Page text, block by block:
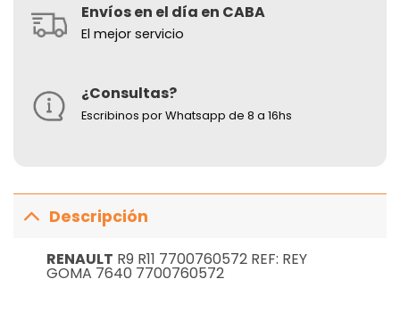
Envíos en el día en CABA
El mejor servicio
¿Consultas?
Escribinos por Whatsapp de 8 a 16hs
Descripción
RENAULT R9 R11 7700760572 REF: REY
GOMA 7640 7700760572